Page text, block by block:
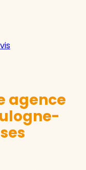
agence